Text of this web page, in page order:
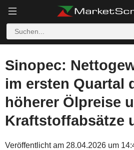
Sinopec:
im ersten Quartal
höherer Ölpreise
Kraftstoffabsätze
Veröffentlicht am 28.04.2026 um